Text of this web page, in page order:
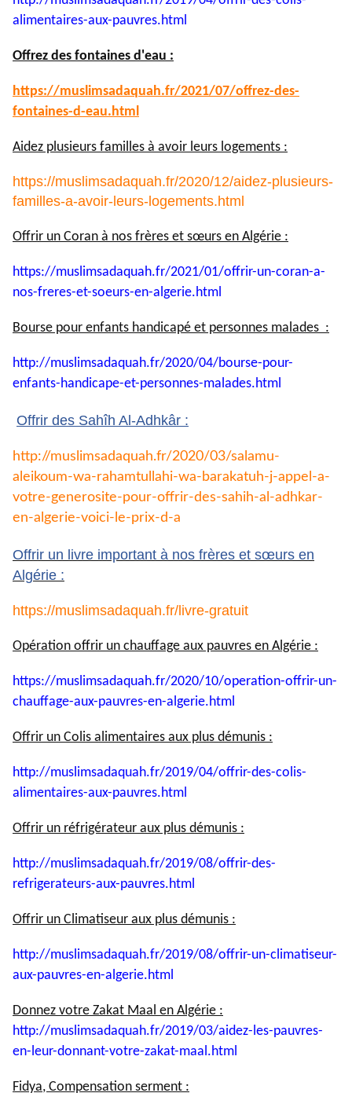
alimentaires-aux-pauvres.html
Offrez des fontaines d'eau :
https://muslimsadaquah.fr/2021/07/offrez-des-
fontaines-d-eau.html
Aidez plusieurs familles à avoir leurs logements :
https://muslimsadaquah.fr/2020/12/aidez-plusieurs-
familles-a-avoir-leurs-logements.html
Offrir un Coran à nos frères et sœurs en Algérie :
https://muslimsadaquah.fr/2021/01/offrir-un-coran-a-
nos-freres-et-soeurs-en-algerie.html
Bourse pour enfants handicapé et personnes malades :
http://muslimsadaquah.fr/2020/04/bourse-pour-
enfants-handicape-et-personnes-malades.html
Offrir des Sahîh Al-Adhkâr :
http://muslimsadaquah.fr/2020/03/salamu-
aleikoum-wa-rahamtullahi-wa-barakatuh-j-appel-a-
votre-generosite-pour-offrir-des-sahih-al-adhkar-
en-algerie-voici-le-prix-d-a
Offrir un livre important à nos frères et sœurs en
Algérie :
https://muslimsadaquah.fr/ livre-gratuit
Opération offrir un chauffage aux pauvres en Algérie :
https://muslimsadaquah.fr/2020/10/operation-offrir-un-
chauffage-aux-pauvres-en-algerie.html
Offrir un Colis alimentaires aux plus démunis :
http://muslimsadaquah.fr/2019/04/offrir-des-colis-
alimentaires-aux-pauvres.html
Offrir un réfrigérateur aux plus démunis :
http://muslimsadaquah.fr/2019/08/offrir-des-
refrigerateurs-aux-pauvres.html
Offrir un Climatiseur aux plus démunis :
http://muslimsadaquah.fr/2019/08/offrir-un-climatiseur-
aux-pauvres-en-algerie.html
Donnez votre Zakat Maal en Algérie :
http://muslimsadaquah.fr/2019/03/aidez-les-pauvres-
en-leur-donnant-votre-zakat-maal.html
Fidya, Compensation serment :